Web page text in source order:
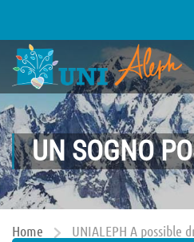
UN SOGNO
Home UNIALEPH A possible